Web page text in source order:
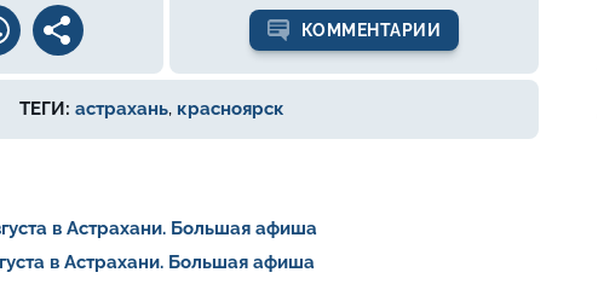
КОММЕНТАРИИ
ТЕГИ: астрахань, красноярск
в Астрахани. Большая афиша
в Астрахани. Большая афиша